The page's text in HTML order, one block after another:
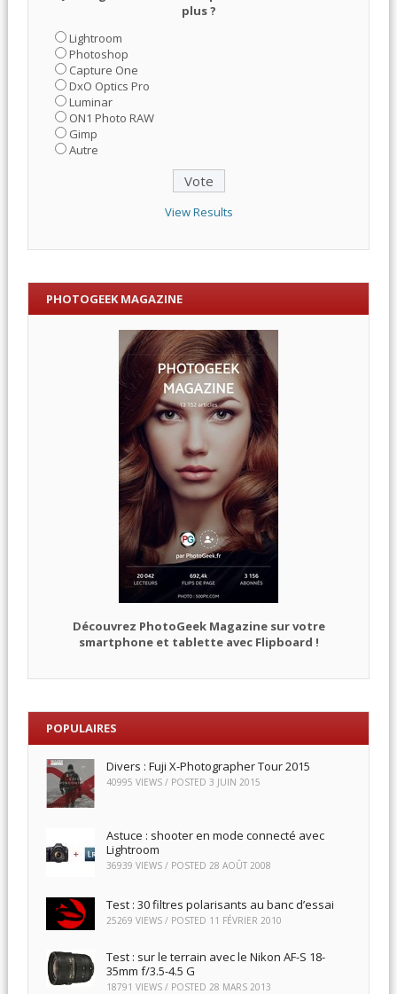
plus ?
Lightroom
Photoshop
Capture One
DxO Optics Pro
Luminar
ON1 Photo RAW
Gimp
Autre
View Results
PHOTOGEEK MAGAZINE
Découvrez PhotoGeek Magazine sur votre
smartphone et tablette avec Flipboard !
POPULAIRES
Divers : Fuji X-Photographer Tour 2015
40995 VIEWS / POSTED 3 JUIN 2015
Astuce : shooter en mode connecté avec
Lightroom
36939 VIEWS / POSTED 28 AOÛT 2008
Test : 30 filtres polarisants au banc d’essai
25269 VIEWS / POSTED 11 FÉVRIER 2010
Test : sur le terrain avec le Nikon AF-S 18-
35mm f/3.5-4.5 G
18791 VIEWS / POSTED 28 MARS 2013